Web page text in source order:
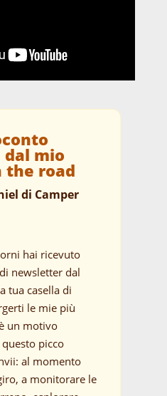
dal mio
the road
di Camper
hai ricevuto
newsletter dal
tua casella di
le mie più
un motivo
picco
al momento
a monitorare le